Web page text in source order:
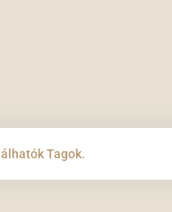
Tagok.